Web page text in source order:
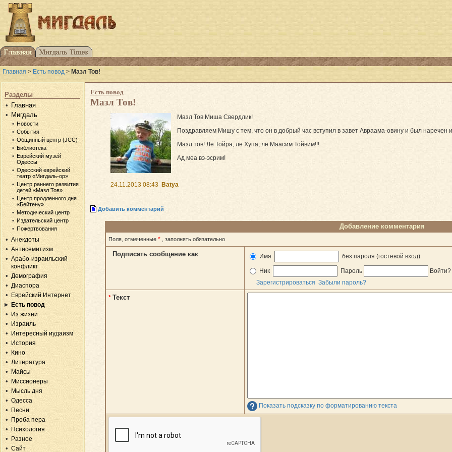
Главная > Есть повод > Мазл Тов!
Разделы
Главная
Мигдаль
Новости
События
Общинный центр (JCC)
Библиотека
Еврейский музей
Одессы
Одесский еврейский
театр «Мигдаль-ор»
Центр раннего развития
детей «Мазл Тов»
Центр продленного дня
«Бейтену»
Методический центр
Издательский центр
Пожертвования
Анекдоты
Антисемитизм
Арабо-израильский
конфликт
Демография
Диаспора
Еврейский Интернет
Есть повод
Из жизни
Израиль
Интересный иудаизм
История
Кино
Литература
Майсы
Миссионеры
Мысль дня
Одесса
Песни
Проба пера
Психология
Разное
Сайт
Есть повод
Мазл Тов!
Мазл Тов Миша Свердлик!
Поздравляем Мишу с тем, что он в добрый час вступил в завет Авраама-овину и был наречен
Мазл тов! Ле Тойра, ле Хупа, ле Маасим Тойвим!!!
Ад меа вэ-эсрим!
24.11.2013 08:43 Batya
Добавить комментарий
Добавление комментария
Поля, отмеченные * , заполнять обязательно
Подписать сообщение как Имя без пароля (гостевой вход)
Ник Пароль
Войти?
Зарегистрироваться Забыли пароль?
* Текст
Показать подсказку по форматированию текста